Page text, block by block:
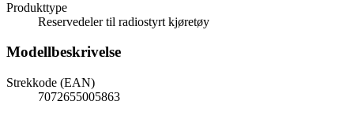
Produkttype
Reservedeler til radiostyrt kjøretøy
Modellbeskrivelse
Strekkode (EAN)
7072655005863